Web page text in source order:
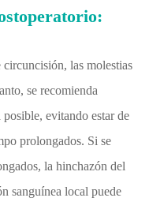
las molestias
se recomienda
posible, evitando estar de
prolongados. Si se
la hinchazón del
sanguínea local puede